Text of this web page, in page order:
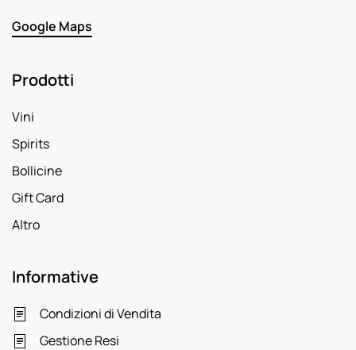
Google Maps
Prodotti
Vini
Spirits
Bollicine
Gift Card
Altro
Informative
Condizioni di Vendita
Gestione Resi